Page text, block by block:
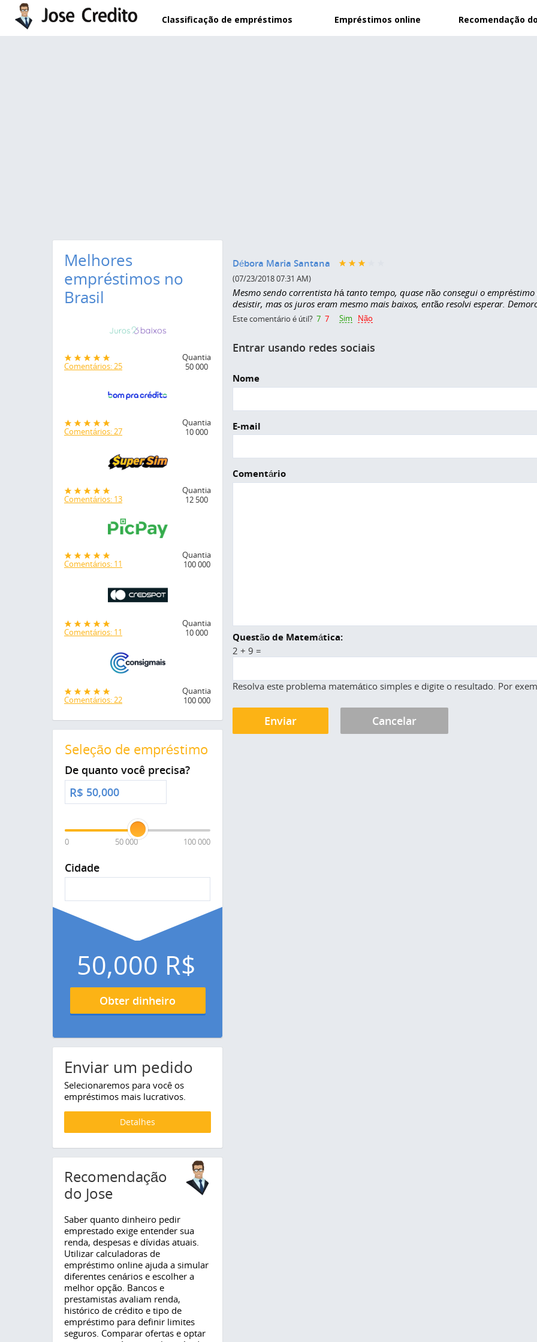
Pular para o conteúdo principal
Classificação de empréstimos Empréstimos online Recomendação
Débora Maria Santana
(07/23/2018 07:31 AM)
Mesmo sendo correntista há tanto tempo, quase não consegui o
desistir, mas os juros eram mesmo mais baixos, então resolvi esperar.
Este comentário é útil? 7 7 Sim
Não
Entrar usando redes sociais
Nome
E-mail
Comentário
Questão de Matemática:
2 + 9 =
Resolva este problema matemático simples e digite o resultado. Por
Melhores
empréstimos no
Brasil
Comentários: 25
Quantia
50 000
Comentários: 27
Quantia
10 000
Comentários: 13
Quantia
12 500
Comentários: 11
Quantia
100 000
Comentários: 11
Quantia
10 000
Comentários: 22
Quantia
100 000
Seleção de empréstimo
De quanto você precisa?
R$
0 50 000 100 000
Cidade
50,000 R$
Obter dinheiro
Enviar um pedido
Selecionaremos para você os
empréstimos mais lucrativos.
Detalhes
Recomendação
do Jose
Saber quanto dinheiro pedir
emprestado exige entender sua
renda, despesas e dívidas atuais.
Utilizar calculadoras de
empréstimo online ajuda a simular
diferentes cenários e escolher a
melhor opção. Bancos e
prestamistas avaliam renda,
histórico de crédito e tipo de
empréstimo para definir limites
seguros. Comparar ofertas e optar